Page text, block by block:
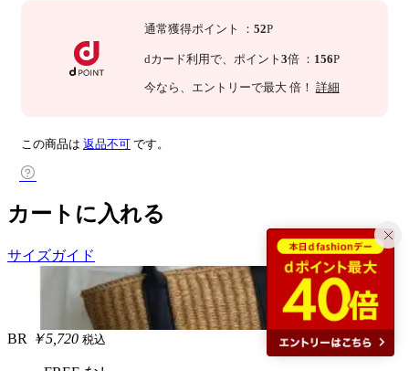
通常獲得ポイント ： 52P
dカード利用で、 ポイント 3倍 ： 156P
今なら 、エントリーで最大 倍！ 詳細
この商品は 返品不可 です。
カートに入れる
サイズガイド
BR ￥5,720 税込